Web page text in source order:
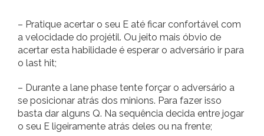
– Pratique acertar o seu E até ficar confortável com
a velocidade do projétil. Ou jeito mais óbvio de
acertar esta habilidade é esperar o adversário ir para
o last hit;
– Durante a lane phase tente forçar o adversário a
se posicionar atrás dos minions. Para fazer isso
basta dar alguns Q. Na sequência decida entre jogar
o seu E ligeiramente atrás deles ou na frente;